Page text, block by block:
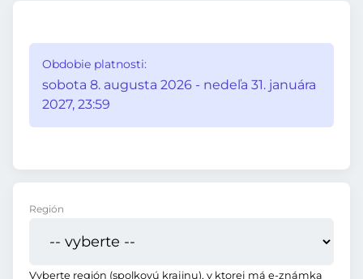
Obdobie platnosti:
sobota 8. augusta 2026 - nedeľa 31. januára
2027, 23:59
Región
Vyberte región (spolkovú krajinu), v ktorej má e-známka